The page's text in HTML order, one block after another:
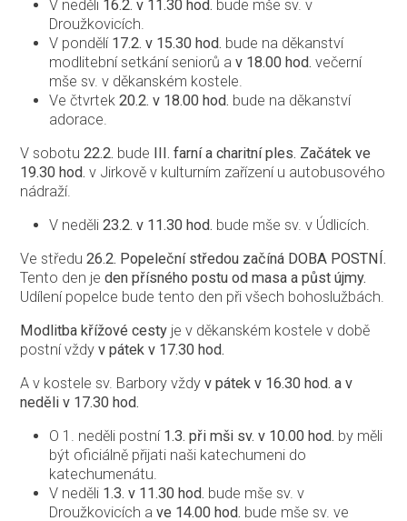
V neděli 16.2. v 11.30 hod. bude mše sv. v
Droužkovicích.
V pondělí 17.2. v 15.30 hod. bude na děkanství
modlitební setkání seniorů av 18.00 hod. večerní
mše sv. v děkanském kostele.
Ve čtvrtek20.2. v 18.00 hod. bude na děkanství
adorace.
V sobotu 22.2. bude III. farní a charitní ples. Začátek ve
19.30 hod. v Jirkově v kulturním zařízení u autobusového
nádraží.
V neděli23.2. v 11.30 hod. bude mše sv. v Údlicích.
Ve středu26.2. Popeleční středou začíná DOBA POSTNÍ.
Tento den je den přísného postu od masa a půst újmy.
Udílení popelce bude tento den při všech bohoslužbách.
Modlitba křížové cesty je v děkanském kostele v době
postní vždyv pátek v 17.30 hod.
A v kostele sv. Barbory vždyv pátek v 16.30 hod. a v
neděli v 17.30 hod.
O 1. neděli postní 1.3. při mši sv. v 10.00 hod. by měli
být oficiálně přijati naši katechumeni do
katechumenátu.
V neděli 1.3. v 11.30 hod. bude mše sv. v
Droužkovicích ave 14.00 hod. bude mše sv. ve